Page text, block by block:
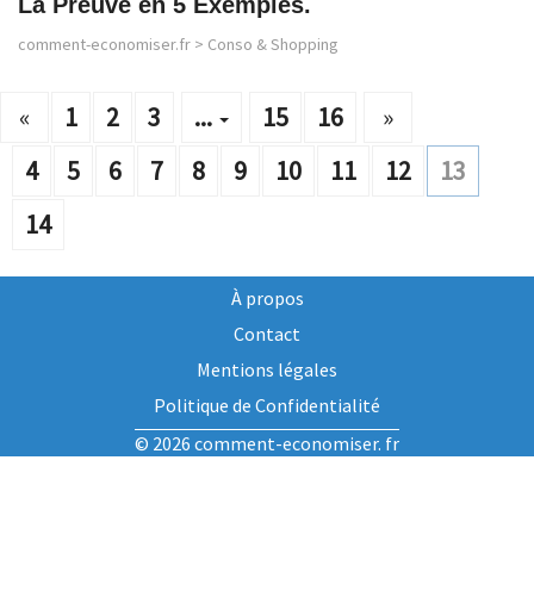
comment-economiser.fr > Conso & Shopping
« 1 2 3
...
4
5 6 7 8 9 10 11 12
13
14
15 16 »
À propos
Contact
Mentions légales
Politique de Confidentialité
© 2026 comment-economiser. fr